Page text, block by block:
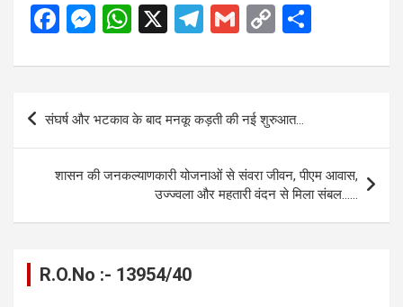
F
ce
b
o
o
k
M
se
g
er
W
at
s
A
p
p
X
T
e
gr
a
m
G
ail
C
py
n
k
ar
Post
संघर्ष और भटकाव के बाद मनकू कड़ती की नई शुरुआत…
शासन की जनकल्याणकारी योजनाओं से संवरा जीवन, पीएम आवास,
उज्ज्वला और महतारी वंदन से मिला संबल……
R.O.No :- 13954/40